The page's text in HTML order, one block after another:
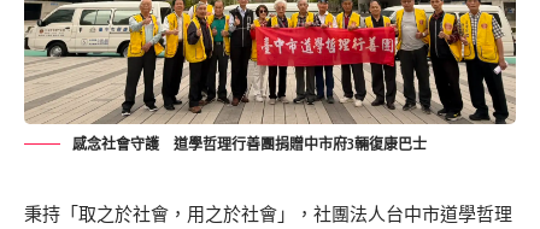
感念社會守護 道學哲理行善團捐贈中市府3輛復康巴士
秉持「取之於社會，用之於社會」，社團法人台中市道學哲理